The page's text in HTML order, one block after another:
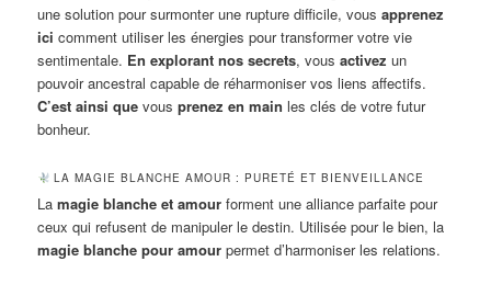
une solution pour surmonter une rupture difficile, vousapprenez
ici comment utiliser les énergies pour transformer votre vie
sentimentale. En explorant nos secrets, vousactivez un
pouvoir ancestral capable de réharmoniser vos liens affectifs.
C’est ainsi que vousprenez en main les clés de votre futur
bonheur.
LA MAGIE BLANCHE AMOUR : PURETÉ ET BIENVEILLANCE
Lamagie blanche et amour forment une alliance parfaite pour
ceux qui refusent de manipuler le destin. Utilisée pour le bien, la
magie blanche pour amour permet d’harmoniser les relations.